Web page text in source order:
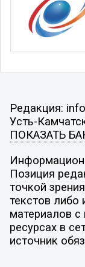
Редакция:
Усть-
ПОКАЗАТЬ
Позиция
точкой
текстов либо
материалов с
ресурсах в
источник